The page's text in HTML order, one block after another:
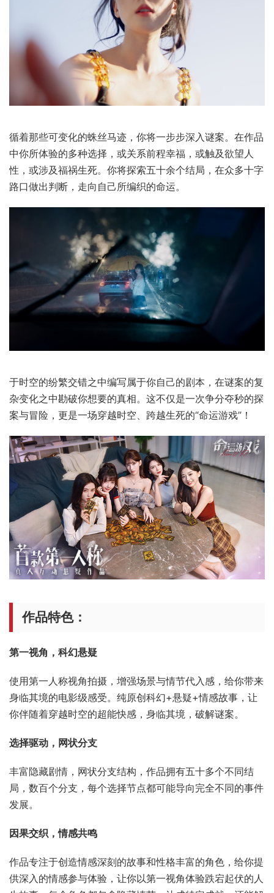
经历不同的感情体验，哪一次最让你眷恋？哪一人最让你着
循着那些可变化的蛛丝马迹，你将一步步深入谜案。在作品
中你所体验的多种选择，或关系前程幸福，或触及欲望人
性，或涉及福祸生死。你将探索五十余个结局，在众多十字
路口做出判断，走向自己所编织的命运。
于时空的纷繁交错之中编写属于你自己的剧本，在谜案的复
杂变化之中勘破你想要的真相。这不仅是一次争分夺秒的探
案与冒险，更是一场穿越时空、跨越生死的“命运游戏”！
作品特色：
第一视角，科幻悬疑
使用第一人称视角拍摄，增强场景与情节代入感，给你带来
身临其境的电影级感受。纯原创科幻+悬疑+情感故事，让
你伴随着穿越时空的超能快感，身临其境，破解谜案。
选择驱动，网状分支
丰富隐藏剧情，网状分支结构，作品拥有五十多个不同结
局，数百个分支，每个选择节点都可能导向完全不同的事件
发展。